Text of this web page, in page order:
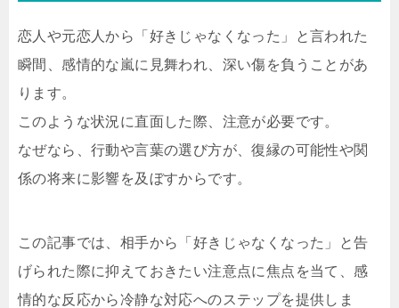
恋人や元恋人から「好きじゃなくなった」と言われた
瞬間、感情的な嵐に見舞われ、深い傷を負うことがあ
ります。
このような状況に直面した際、注意が必要です。
なぜなら、行動や言葉の選び方が、復縁の可能性や関
係の将来に影響を及ぼすからです。
この記事では、相手から「好きじゃなくなった」と告
げられた際に抑えておきたい注意点に焦点を当て、感
情的な反応から冷静な対応へのステップを提供しま